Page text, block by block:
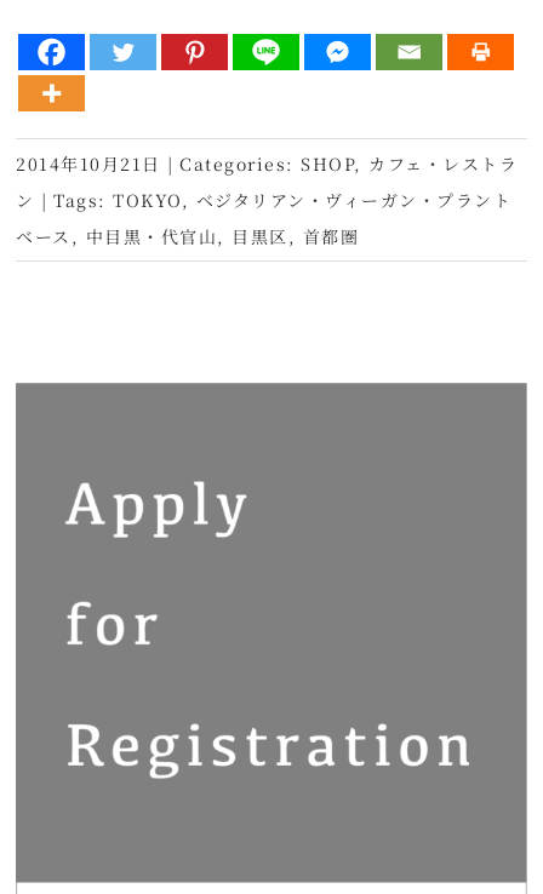
2014年10月21日 | Categories:SHOP, カフェ・レストラ
ン | Tags:TOKYO , ベジタリアン・ヴィーガン・プラント
ベース , 中目黒・代官山 , 目黒区 , 首都圏